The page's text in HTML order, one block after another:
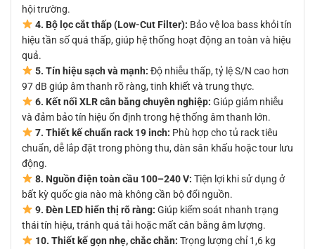
hội trường.
4. Bộ lọc cắt thấp (Low-Cut Filter): Bảo vệ loa bass khỏi tín
hiệu tần số quá thấp, giúp hệ thống hoạt động an toàn và hiệu
quả.
5. Tín hiệu sạch và mạnh: Độ nhiễu thấp, tỷ lệ S/N cao hơn
97 dB giúp âm thanh rõ ràng, tinh khiết và trung thực.
6. Kết nối XLR cân bằng chuyên nghiệp: Giúp giảm nhiễu
và đảm bảo tín hiệu ổn định trong hệ thống âm thanh lớn.
7. Thiết kế chuẩn rack 19 inch: Phù hợp cho tủ rack tiêu
chuẩn, dễ lắp đặt trong phòng thu, dàn sân khấu hoặc tour lưu
động.
8. Nguồn điện toàn cầu 100–240 V: Tiện lợi khi sử dụng ở
bất kỳ quốc gia nào mà không cần bộ đổi nguồn.
9. Đèn LED hiển thị rõ ràng: Giúp kiểm soát nhanh trạng
thái tín hiệu, tránh quá tải hoặc mất cân bằng âm lượng.
10. Thiết kế gọn nhẹ, chắc chắn: Trọng lượng chỉ 1,6 kg